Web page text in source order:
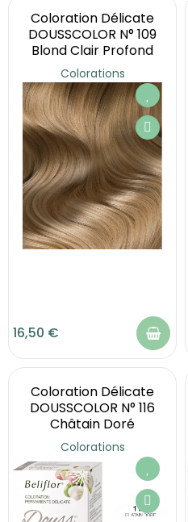
Coloration Délicate
DOUSSCOLOR N° 109
Blond Clair Profond
Colorations
16,50 €
Coloration Délicate
DOUSSCOLOR N° 116
Châtain Doré
Colorations